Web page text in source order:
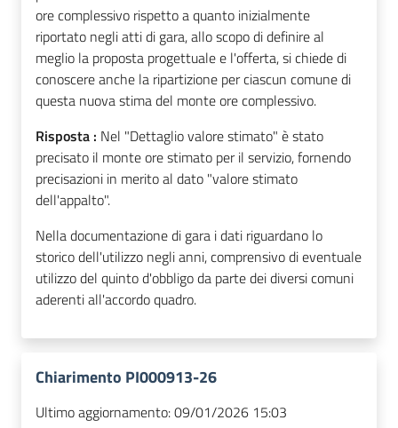
ore complessivo rispetto a quanto inizialmente
riportato negli atti di gara, allo scopo di definire al
meglio la proposta progettuale e l'offerta, si chiede di
conoscere anche la ripartizione per ciascun comune di
questa nuova stima del monte ore complessivo.
Risposta : Nel "Dettaglio valore stimato" è stato
precisato il monte ore stimato per il servizio, fornendo
precisazioni in merito al dato "valore stimato
dell'appalto".
Nella documentazione di gara i dati riguardano lo
storico dell'utilizzo negli anni, comprensivo di eventuale
utilizzo del quinto d'obbligo da parte dei diversi comuni
aderenti all'accordo quadro.
Chiarimento PI000913-26
Ultimo aggiornamento:09/01/2026 15:03